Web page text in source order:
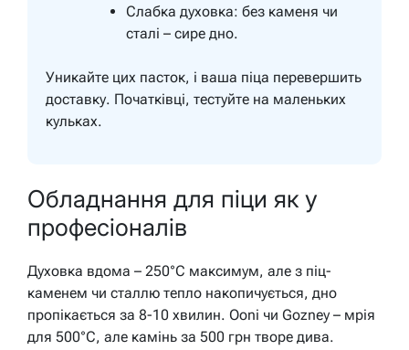
Слабка духовка: без каменя чи
сталі – сире дно.
Уникайте цих пасток, і ваша піца перевершить
доставку. Початківці, тестуйте на маленьких
кульках.
Обладнання для піци як у
професіоналів
Духовка вдома – 250°C максимум, але з піц-
каменем чи сталлю тепло накопичується, дно
пропікається за 8-10 хвилин. Ooni чи Gozney – мрія
для 500°C, але камінь за 500 грн творе дива.